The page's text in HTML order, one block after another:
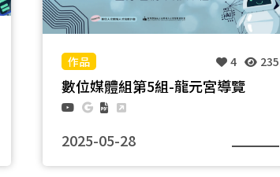
4 235
數位媒體組第5組-龍元宮導覽
2025-05-28